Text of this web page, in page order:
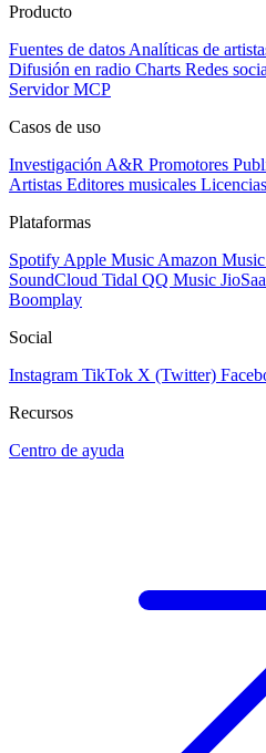
Producto
Fuentes de datos Analíticas de
Difusión en radio Charts Redes
Servidor MCP
Casos de uso
Investigación A&R Promotores
Artistas Editores musicales
Plataformas
Spotify Apple Music Amazon Music
SoundCloud Tidal QQ Music
Boomplay
Social
Instagram TikTok X (Twitter)
Recursos
Centro de ayuda